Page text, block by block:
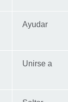
Ayudar
Unirse a